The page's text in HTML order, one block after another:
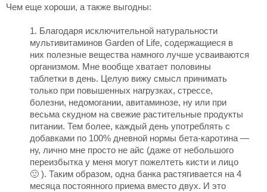
Чем еще хороши, а также выгодны:
Благодаря исключительной натуральности
мультивитаминов Garden of Life, содержащиеся в
них полезные вещества намного лучше усваиваются
организмом. Мне вообще хватает половины
таблетки в день. Целую вижу смысл принимать
только при повышенных нагрузках, стрессе,
болезни, недомогании, авитаминозе, ну или при
весьма скудном на свежие растительные продукты
питании. Тем более, каждый день употреблять с
добавками по 100% дневной нормы бета-каротина —
ну, лично мне просто не айс (даже от небольшого
переизбытка у меня могут пожелтеть кисти и лицо
🙂 ). Таким образом, одна банка растягивается на 4
месяца постоянного приема вместо двух. И это